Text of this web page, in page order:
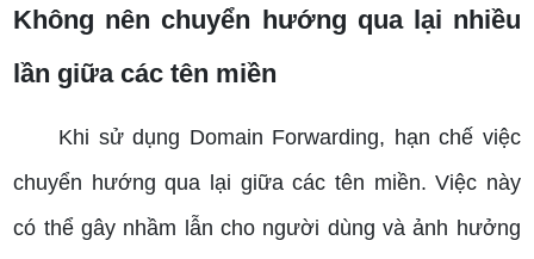
Không nên chuyển hướng qua lại nhiều
lần giữa các tên miền
Khi sử dụng Domain Forwarding, hạn chế việc
chuyển hướng qua lại giữa các tên miền. Việc này
có thể gây nhầm lẫn cho người dùng và ảnh hưởng